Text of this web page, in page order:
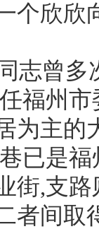
个欣欣
志曾多
福州
为主的
已是
街,支
者间取